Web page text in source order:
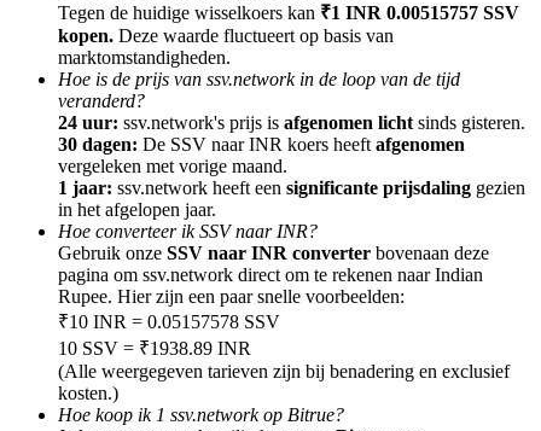
BTC Welcome Rewards
Deposit & Trade BTC to Share 25000 USDT prize pool!
Deposit CASHCAT & Win
Share 500000 CASHCAT prize pool
Tegen de huidige wisselkoers kan ₹1 INR 0.00515757 SSV
kopen. Deze waarde fluctueert op basis van
marktomstandigheden.
Hoe is de prijs van ssv.network in de loop van de tijd
veranderd?
24 uur: ssv.network's prijs is afgenomen licht sinds gisteren.
30 dagen: De SSV naar INR koers heeft afgenomen
vergeleken met vorige maand.
1 jaar: ssv.network heeft een significante prijsdaling gezien
in het afgelopen jaar.
Hoe converteer ik SSV naar INR?
Gebruik onze SSV naar INR converter bovenaan deze
pagina om ssv.network direct om te rekenen naar Indian
Rupee. Hier zijn een paar snelle voorbeelden:
₹10 INR = 0.05157578 SSV
10 SSV = ₹1938.89 INR
(Alle weergegeven tarieven zijn bij benadering en exclusief
kosten.)
Hoe koop ik 1 ssv.network op Bitrue?